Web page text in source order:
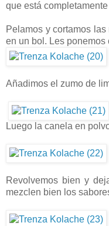
que está
Pelamos y cortamos
en un bol. Les ponemos
Añadimos el zumo de
Luego la canela en
Revolvemos bien y
mezclen bien los